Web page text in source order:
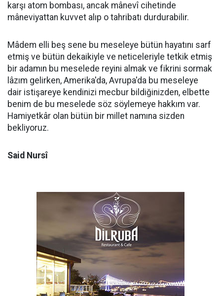
karşı atom bombası, ancak mânevî cihetinde
mâneviyattan kuvvet alıp o tahribatı durdurabilir.
Mâdem elli beş sene bu meseleye bütün hayatını sarf
etmiş ve bütün dekaikiyle ve neticeleriyle tetkik etmiş
bir adamın bu meselede reyini almak ve fikrini sormak
lâzım gelirken, Amerika'da, Avrupa'da bu meseleye
dair istişareye kendinizi mecbur bildiğinizden, elbette
benim de bu meselede söz söylemeye hakkım var.
Hamiyetkâr olan bütün bir millet namına sizden
bekliyoruz.
Said Nursî